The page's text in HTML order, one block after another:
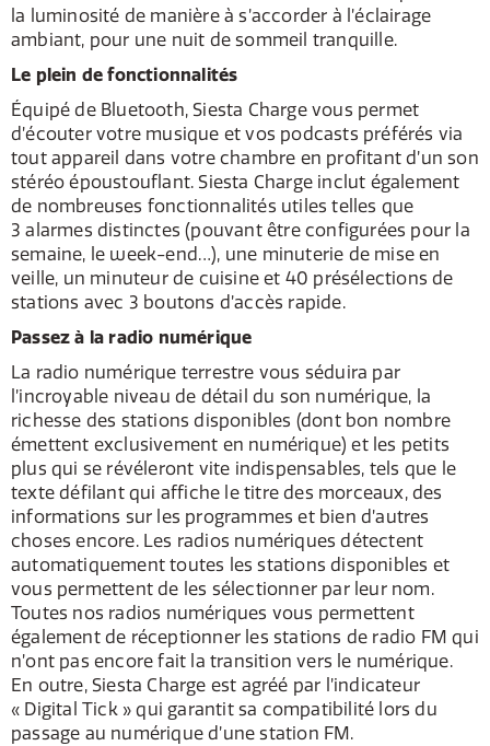
la luminosité de manière à s’accorder à l’éclairage
ambiant, pour une nuit de sommeil tranquille.
Le plein de fonctionnalités
Équipé de Bluetooth, Siesta Charge vous permet
d’écouter votre musique et vos podcasts préférés via
tout appareil dans votre chambre en profitant d’un son
stéréo époustouflant. Siesta Charge inclut également
de nombreuses fonctionnalités utiles telles que
3 alarmes distinctes (pouvant être configurées pour la
semaine, le week-end…), une minuterie de mise en
veille, un minuteur de cuisine et 40 présélections de
stations avec 3 boutons d’accès rapide.
Passez à la radio numérique
La radio numérique terrestre vous séduira par
l’incroyable niveau de détail du son numérique, la
richesse des stations disponibles (dont bon nombre
émettent exclusivement en numérique) et les petits
plus qui se révéleront vite indispensables, tels que le
texte défilant qui affiche le titre des morceaux, des
informations sur les programmes et bien d’autres
choses encore. Les radios numériques détectent
automatiquement toutes les stations disponibles et
vous permettent de les sélectionner par leur nom.
Toutes nos radios numériques vous permettent
également de réceptionner les stations de radio FM qui
n’ont pas encore fait la transition vers le numérique.
En outre, Siesta Charge est agréé par l’indicateur
« Digital Tick » qui garantit sa compatibilité lors du
passage au numérique d’une station FM.